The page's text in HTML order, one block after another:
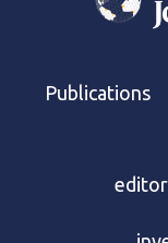
Publications